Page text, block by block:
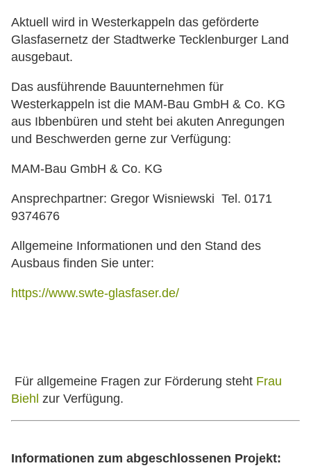
Aktuell wird in Westerkappeln das geförderte
Glasfasernetz der Stadtwerke Tecklenburger Land
ausgebaut.
Das ausführende Bauunternehmen für
Westerkappeln ist die MAM-Bau GmbH & Co. KG
aus Ibbenbüren und steht bei akuten Anregungen
und Beschwerden gerne zur Verfügung:
MAM-Bau GmbH & Co. KG
Ansprechpartner: Gregor Wisniewski Tel. 0171
9374676
Allgemeine Informationen und den Stand des
Ausbaus finden Sie unter:
https://www.swte-glasfaser.de/
Für allgemeine Fragen zur Förderung steht Frau
Biehl zur Verfügung.
Informationen zum abgeschlossenen Projekt: